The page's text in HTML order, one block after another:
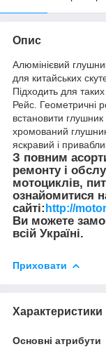
Опис
Алюмінієвий
для китайських
Підходить для
Рейс. Геометричні
встановити
хромований
яскравий і
З повним
ремонту і
мотоциклів,
ознайомитися
сайті: http://
Ви можете
всій Україні.
Приховати
Характеристики
Основні атрибути